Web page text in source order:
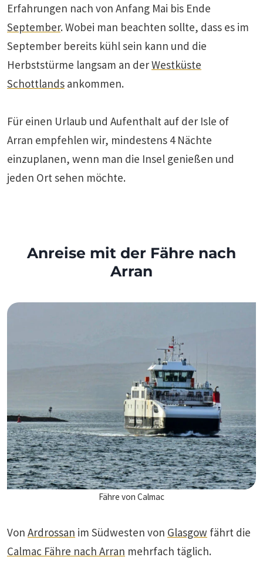
Erfahrungen nach von Anfang Mai bis Ende
September. Wobei man beachten sollte, dass es im
September bereits kühl sein kann und die
Herbststürme langsam an derWestküste
Schottlands ankommen.
Für einen Urlaub und Aufenthalt auf der Isle of
Arran empfehlen wir, mindestens 4 Nächte
einzuplanen, wenn man die Insel genießen und
jeden Ort sehen möchte.
Anreise mit der Fähre nach
Arran
Fähre von Calmac
Von Ardrossan im Südwesten von Glasgow fährt die
Calmac Fähre nach Arran mehrfach täglich.